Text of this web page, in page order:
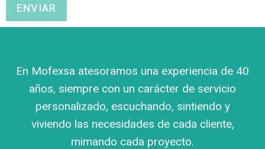
ENVIAR
En Mofexsa atesoramos una experiencia de 40
años, siempre con un carácter de servicio
personalizado, escuchando, sintiendo y
viviendo las necesidades de cada cliente,
mimando cada proyecto.